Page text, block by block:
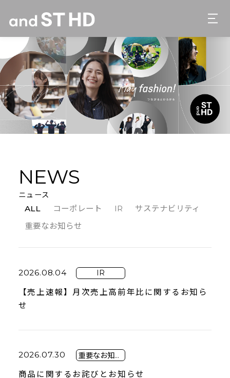
NEWS
ニュース
ALL コーポレート IR
サステナビリティ
重要なお知らせ
2026.08.04 IR
【売上速報】月次売上高前年比に関するお知ら
せ
2026.07.30 重要なお知らせ
商品に関するお詫びとお知らせ